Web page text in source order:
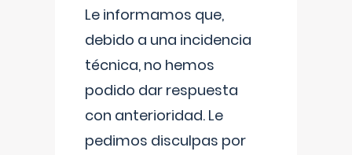
Le informamos que,
debido a una incidencia
técnica, no hemos
podido dar respuesta
con anterioridad. Le
pedimos disculpas por